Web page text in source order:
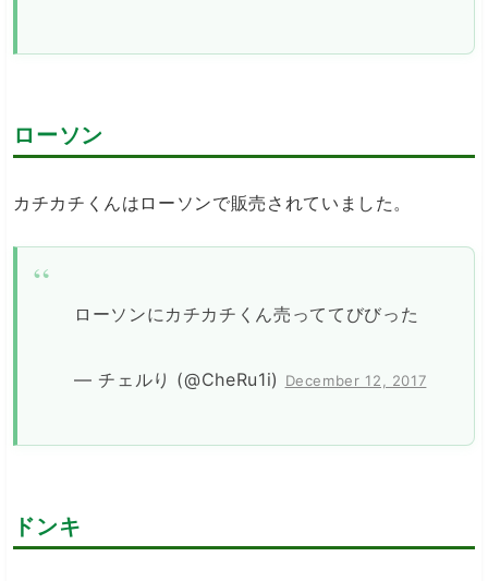
ローソン
カチカチくんはローソンで販売されていました。
ローソンにカチカチくん売っててびびった
— チェルり (@CheRu1i) December 12, 2017
ドンキ